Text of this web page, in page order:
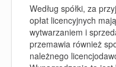
Według spółki, za
opłat licencyjnych
wytwarzaniem i
przemawia również
należnego